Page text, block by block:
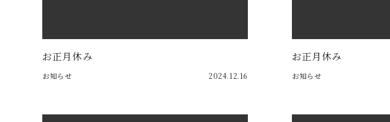
お正月休み
お知らせ 2024.12.16
お正月休み
お知らせ